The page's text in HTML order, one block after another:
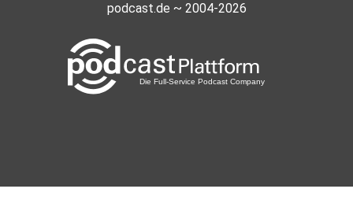
podcast.de ~ 2004-2026